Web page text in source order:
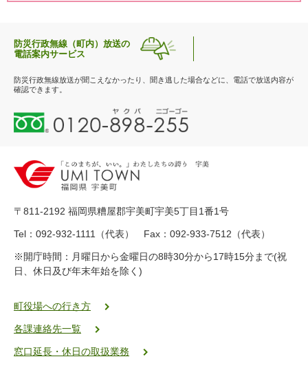
防災行政無線（町内）放送の
電話案内サービス
防災行政無線放送が聞こえなかったり、聞き逃した場合などに、電話で放送内容が
確認できます。
0
1
-
8
-
5
5
ク
二
ゴ
〒811-2192 福岡県糟屋郡宇美町宇美5丁目1番1号
Tel：092-932-1111（代表） Fax：092-933-7512（代表）
※開庁時間：月曜日から金曜日の8時30分から17時15分まで(祝
日、休日及び年末年始を除く)
町役場への行き方
各課連絡先一覧
窓口延長・休日の取扱業務